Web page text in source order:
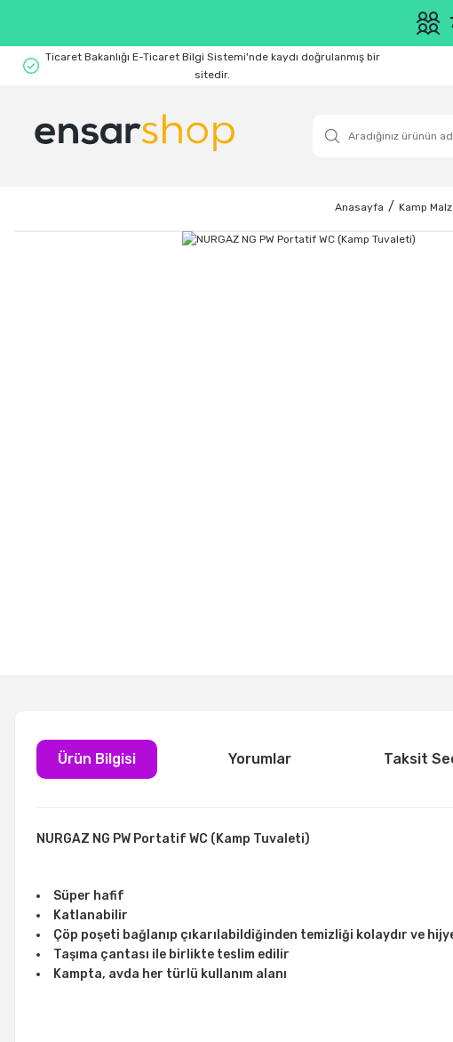
Ticaret Bakanlığı E-Ticaret Bilgi Sistemi'nde kaydı doğrulanmış bir
sitedir.
Anasayfa Kamp
Ürün Bilgisi Yorumlar Taksit
NURGAZ NG PW Portatif WC (Kamp Tuvaleti)
Süper hafif
Katlanabilir
Çöp poşeti bağlanıp çıkarılabildiğinden temizliği kolaydır ve
Taşıma çantası ile birlikte teslim edilir
Kampta, avda her türlü kullanım alanı